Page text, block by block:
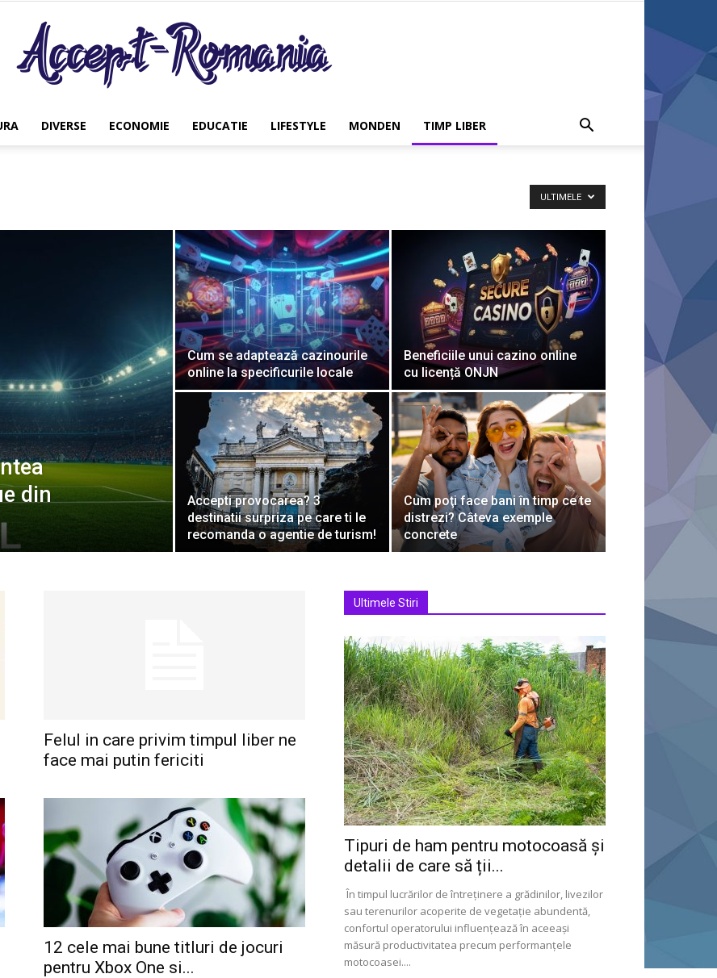
Romania
DIVERSE ECONOMIE EDUCATIE LIFESTYLE MONDEN TIMP LIBER
ULTIMELE
din
Cum se adaptează cazinourile
online la specificurile locale
Beneficiile unui cazino online
cu licență ONJN
Accepti provocarea? 3
destinatii surpriza pe care ti le
recomanda o agentie de turism!
Cum poţi face bani în timp ce te
distrezi? Câteva exemple
concrete
Felul in care privim timpul liber ne
face mai putin fericiti
12 cele mai bune titluri de jocuri
pentru Xbox One si...
Ultimele Stiri
Tipuri de ham pentru motocoasă și
detalii de care să ții...
În timpul lucrărilor de întreținere a grădinilor, livezilor
sau terenurilor acoperite de vegetație abundentă,
confortul operatorului influențează în aceeași
măsură productivitatea precum performanțele
motocoasei....